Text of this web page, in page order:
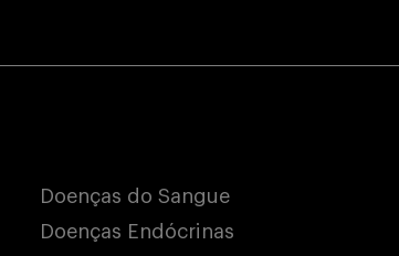
Doenças do Sangue
Doenças Endócrinas